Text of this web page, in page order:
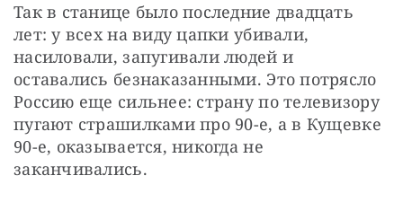
Так в станице было последние двадцать
лет: у всех на виду цапки убивали,
насиловали, запугивали людей и
оставались безнаказанными. Это потрясло
Россию еще сильнее: страну по телевизору
пугают страшилками про 90-е, а в Кущевке
90-е, оказывается, никогда не
заканчивались.